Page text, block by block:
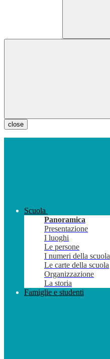
close
Scuola
Panoramica
Presentazione
I luoghi
Le persone
I numeri della scuola
Le carte della scuola
Organizzazione
La storia
Famiglie e studenti